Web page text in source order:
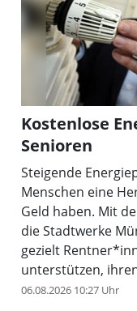
Kostenlose
Senioren
Steigende
Menschen eine
Geld haben. Mit
die Stadtwerke
gezielt
unterstützen,
Kosten zu
06.08.2026 10:27 Uhr